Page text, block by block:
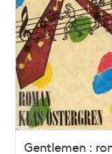
Gentlemen :